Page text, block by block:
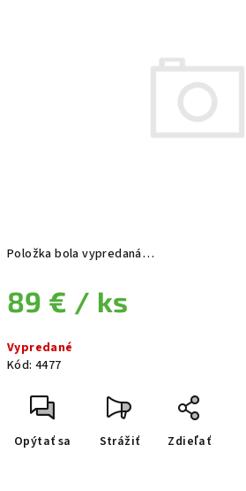
Položka bola vypredaná…
89 € / ks
Vypredané
Kód: 4477
Opýtať sa Strážiť Zdieľať